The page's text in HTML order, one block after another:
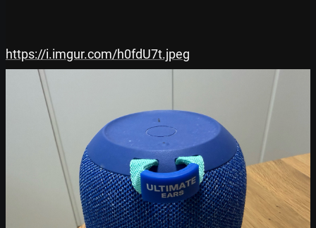
https://i.imgur.com/h0fdU7t.jpeg